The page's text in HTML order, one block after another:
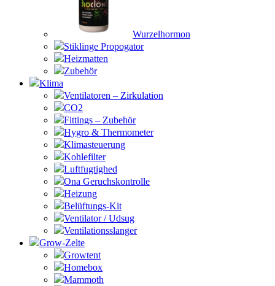
Wurzelhormon
Stiklinge Propogator
Heizmatten
Zubehör
Klima
Ventilatoren – Zirkulation
CO2
Fittings – Zubehör
Hygro & Thermometer
Klimasteuerung
Kohlefilter
Luftfugtighed
Ona Geruchskontrolle
Heizung
Belüftungs-Kit
Ventilator / Udsug
Ventilationsslanger
Grow-Zelte
Growtent
Homebox
Mammoth